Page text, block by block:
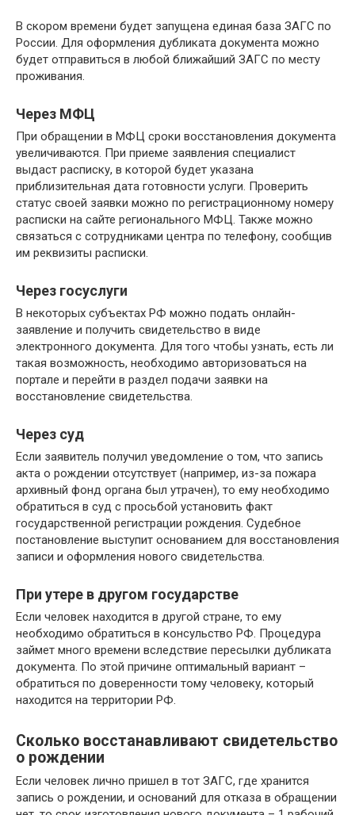
В скором времени будет запущена единая база ЗАГС по
России. Для оформления дубликата документа можно
будет отправиться в любой ближайший ЗАГС по месту
проживания.
Через МФЦ
При обращении в МФЦ сроки восстановления документа
увеличиваются. При приеме заявления специалист
выдаст расписку, в которой будет указана
приблизительная дата готовности услуги. Проверить
статус своей заявки можно по регистрационному номеру
расписки на сайте регионального МФЦ. Также можно
связаться с сотрудниками центра по телефону, сообщив
им реквизиты расписки.
Через госуслуги
В некоторых субъектах РФ можно подать онлайн-
заявление и получить свидетельство в виде
электронного документа. Для того чтобы узнать, есть ли
такая возможность, необходимо авторизоваться на
портале и перейти в раздел подачи заявки на
восстановление свидетельства.
Через суд
Если заявитель получил уведомление о том, что запись
акта о рождении отсутствует (например, из-за пожара
архивный фонд органа был утрачен), то ему необходимо
обратиться в суд с просьбой установить факт
государственной регистрации рождения. Судебное
постановление выступит основанием для восстановления
записи и оформления нового свидетельства.
При утере в другом государстве
Если человек находится в другой стране, то ему
необходимо обратиться в консульство РФ. Процедура
займет много времени вследствие пересылки дубликата
документа. По этой причине оптимальный вариант –
обратиться по доверенности тому человеку, который
находится на территории РФ.
Сколько восстанавливают свидетельство
о рождении
Если человек лично пришел в тот ЗАГС, где хранится
запись о рождении, и оснований для отказа в обращении